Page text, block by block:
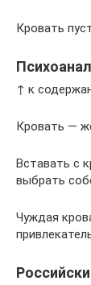
Кровать
↑ к
Кровать —
Вставать с
выбрать
Чуждая